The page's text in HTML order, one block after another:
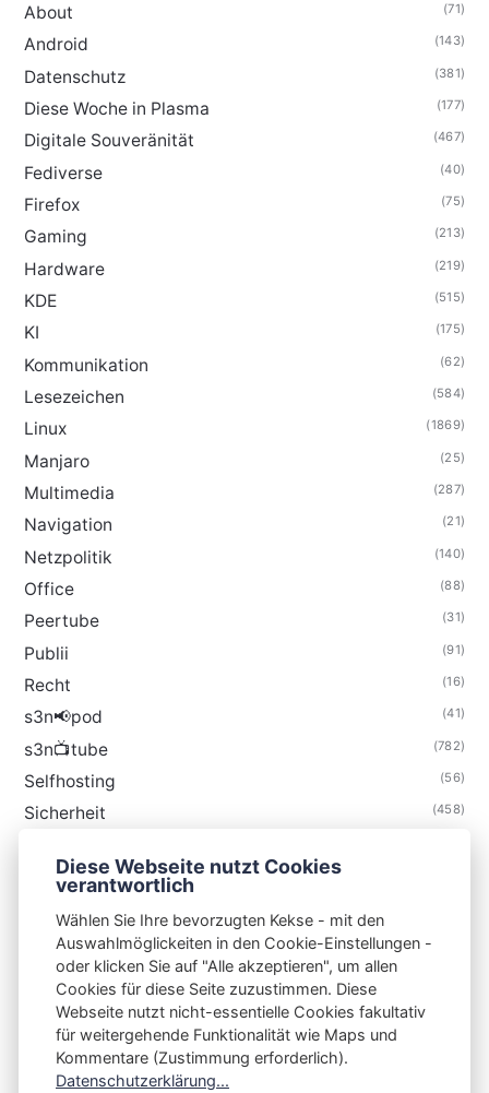
About (71)
Android (143)
Datenschutz (381)
Diese Woche in Plasma (177)
Digitale Souveränität (467)
Fediverse (40)
Firefox (75)
Gaming (213)
Hardware (219)
KDE (515)
KI (175)
Kommunikation (62)
Lesezeichen (584)
Linux (1869)
Manjaro (25)
Multimedia (287)
Navigation (21)
Netzpolitik (140)
Office (88)
Peertube (31)
Publii (91)
Recht (16)
s3n📢pod (41)
s3n📺tube (782)
Selfhosting (56)
Sicherheit (458)
Thunderbird
S3N🧩NET
Integrating Open-Source Blog Network (iOSBN)
Impressum
Kontakt
Diese Webseite nutzt Cookies
verantwortlich
Wählen Sie Ihre bevorzugten Kekse - mit den
Auswahlmöglickeiten in den Cookie-Einstellungen -
oder klicken Sie auf "Alle akzeptieren", um allen
Cookies für diese Seite zuzustimmen. Diese
Webseite nutzt nicht-essentielle Cookies fakultativ
für weitergehende Funktionalität wie Maps und
Kommentare (Zustimmung erforderlich).
Datenschutzerklärung...